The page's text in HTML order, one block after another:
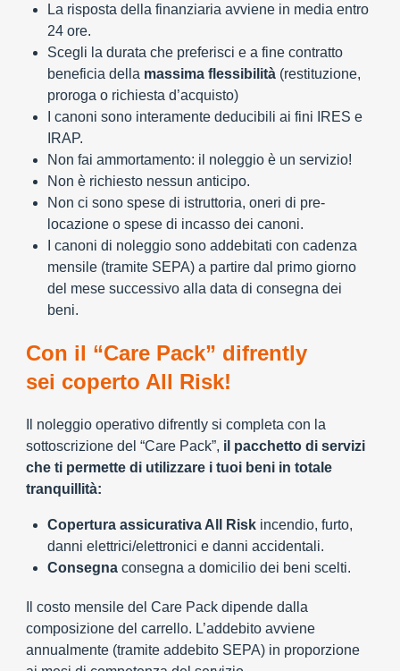
La risposta della finanziaria avviene in media entro
24 ore.
Scegli la durata che preferisci e a fine contratto
beneficia della massima flessibilità (restituzione,
proroga o richiesta d’acquisto)
I canoni sono interamente deducibili ai fini IRES e
IRAP.
Non fai ammortamento: il noleggio è un servizio!
Non è richiesto nessun anticipo.
Non ci sono spese di istruttoria, oneri di pre-
locazione o spese di incasso dei canoni.
I canoni di noleggio sono addebitati con cadenza
mensile (tramite SEPA) a partire dal primo giorno
del mese successivo alla data di consegna dei
beni.
Con il “Care Pack” difrently
sei coperto All Risk!
Il noleggio operativo difrently si completa con la
sottoscrizione del “Care Pack”, il pacchetto di servizi
che ti permette di utilizzare i tuoi beni in totale
tranquillità:
Copertura assicurativa All Risk incendio, furto,
danni elettrici/elettronici e danni accidentali.
Consegna consegna a domicilio dei beni scelti.
Il costo mensile del Care Pack dipende dalla
composizione del carrello. L’addebito avviene
annualmente (tramite addebito SEPA) in proporzione